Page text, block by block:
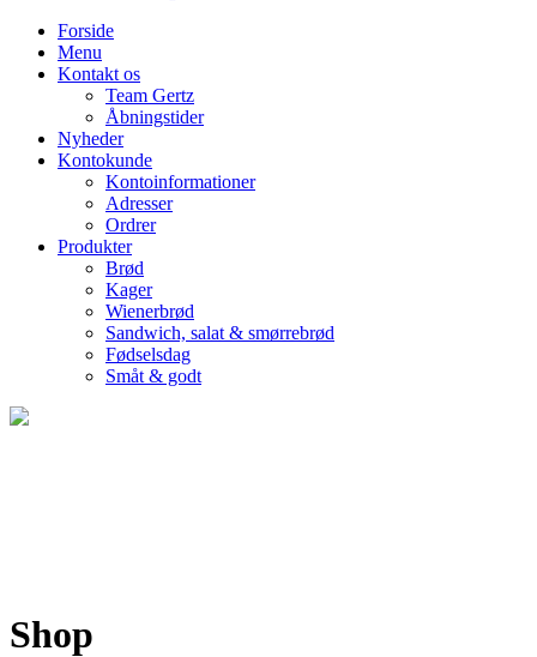
Forside
Menu
Kontakt os
Team Gertz
Åbningstider
Nyheder
Kontokunde
Kontoinformationer
Adresser
Ordrer
Produkter
Brød
Kager
Wienerbrød
Sandwich, salat & smørrebrød
Fødselsdag
Småt & godt
Shop